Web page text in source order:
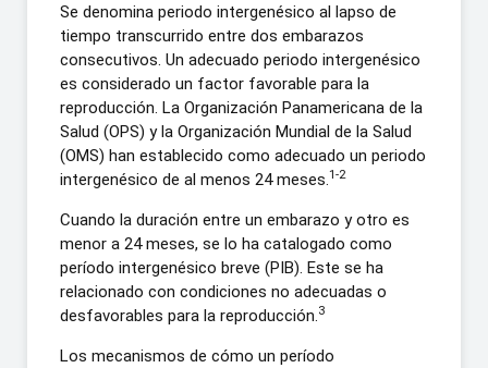
Se denomina periodo intergenésico al lapso de
tiempo transcurrido entre dos embarazos
consecutivos. Un adecuado periodo intergenésico
es considerado un factor favorable para la
reproducción. La Organización Panamericana de la
Salud (OPS) y la Organización Mundial de la Salud
(OMS) han establecido como adecuado un periodo
intergenésico de al menos 24 meses.1-2
Cuando la duración entre un embarazo y otro es
menor a 24 meses, se lo ha catalogado como
período intergenésico breve (PIB). Este se ha
relacionado con condiciones no adecuadas o
desfavorables para la reproducción.3
Los mecanismos de cómo un período